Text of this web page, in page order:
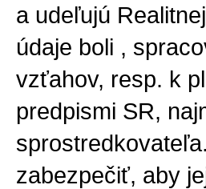
a udeľujú
údaje boli ,
vzťahov, resp. k
predpismi SR,
zabezpečiť, aby